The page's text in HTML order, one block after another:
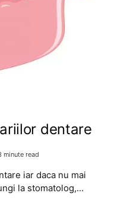
dentare
minute read
iar daca nu mai
la stomatolog,…